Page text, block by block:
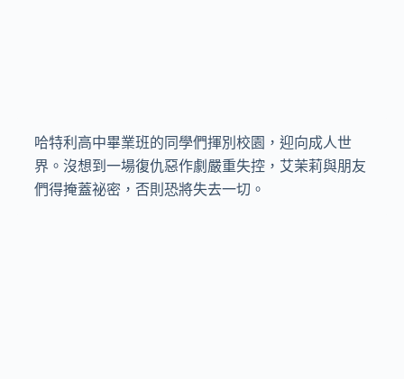
哈特利高中畢業班的同學們揮別校園，迎向成人世
界。沒想到一場復仇惡作劇嚴重失控，艾茉莉與朋友
們得掩蓋祕密，否則恐將失去一切。